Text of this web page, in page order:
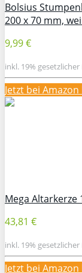
Bolsius
200 x 70 mm,
9,99 €
inkl. 19%
Jetzt bei
Mega Altarkerze
43,81 €
inkl. 19%
Jetzt bei